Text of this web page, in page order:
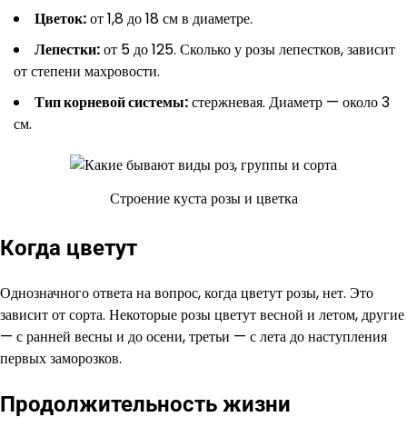
Цветок:от 1,8 до 18 см в диаметре.
Лепестки:от 5 до 125. Сколько у розы лепестков, зависит
от степени махровости.
Тип корневой системы:стержневая. Диаметр — около 3
см.
Строение куста розы и цветка
Когда цветут
Однозначного ответа на вопрос, когда цветут розы, нет. Это
зависит от сорта. Некоторые розы цветут весной и летом, другие
— с ранней весны и до осени, третьи — с лета до наступления
первых заморозков.
Продолжительность жизни